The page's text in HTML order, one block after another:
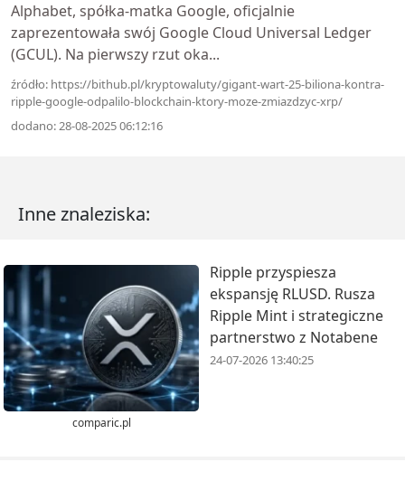
Alphabet, spółka-matka Google, oficjalnie
zaprezentowała swój Google Cloud Universal Ledger
(GCUL). Na pierwszy rzut oka...
źródło: https://bithub.pl/kryptowaluty/gigant-wart-25-biliona-kontra-
ripple-google-odpalilo-blockchain-ktory-moze-zmiazdzyc-xrp/
dodano: 28-08-2025 06:12:16
Inne znaleziska:
comparic.pl
Ripple przyspiesza
ekspansję RLUSD. Rusza
Ripple Mint i strategiczne
partnerstwo z Notabene
24-07-2026 13:40:25